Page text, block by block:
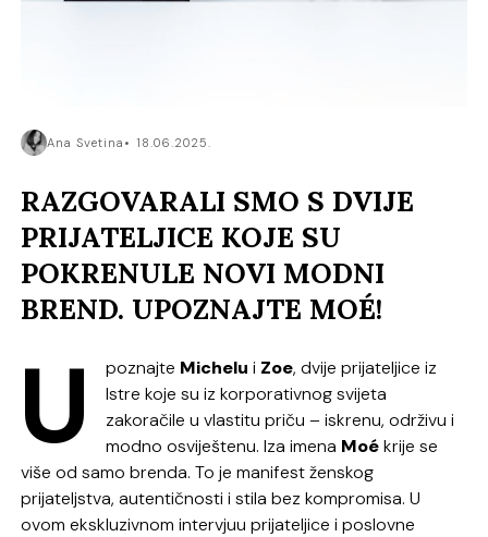
Ana Svetina 18.06.2025.
RAZGOVARALI SMO S DVIJE
PRIJATELJICE KOJE SU
POKRENULE NOVI MODNI
BREND. UPOZNAJTE MOÉ!
U poznajte Michelu i Zoe, dvije prijateljice iz
Istre koje su iz korporativnog svijeta
zakoračile u vlastitu priču – iskrenu, održivu i
modno osviještenu. Iza imena Moékrije se
više od samo brenda. To je manifest ženskog
prijateljstva, autentičnosti i stila bez kompromisa. U
ovom ekskluzivnom intervjuu prijateljice i poslovne